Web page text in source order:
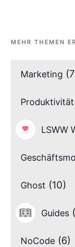
MEHR THEMEN
Marketing
Produktivität
LSWW
Ghost (10)
Guides
NoCode (6)